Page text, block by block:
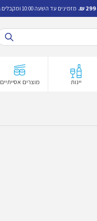
מזמינים עד השעה 10:00 ומקבלים באותו היום.
יינות מוצרים אסייתיים